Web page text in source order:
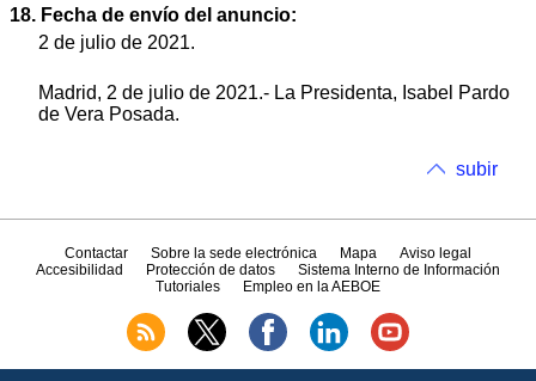
18. Fecha de envío del anuncio:
2 de julio de 2021.
Madrid, 2 de julio de 2021.- La Presidenta, Isabel Pardo
de Vera Posada.
subir
Contactar Sobre la sede electrónica Mapa
Aviso legal
Accesibilidad
Protección de datos
Sistema Interno de Información
Tutoriales
Empleo en la AEBOE